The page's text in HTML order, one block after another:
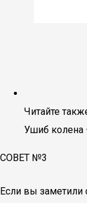
Читайте
Ушиб колена
СОВЕТ №3
Если вы заметили